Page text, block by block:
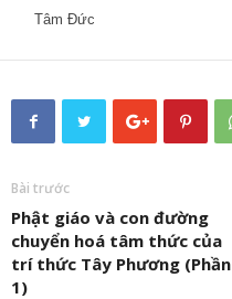
Tâm Đức
Bài trước
Phật giáo và con đường
chuyển hoá tâm thức của
trí thức Tây Phương (Phần
1)